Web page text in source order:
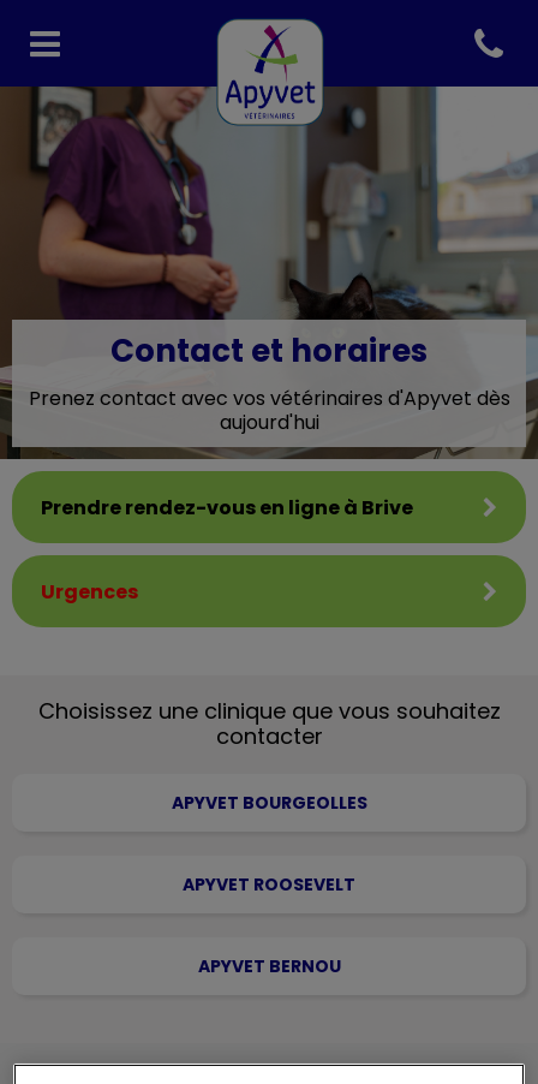
Page d'accueil de Clinique
Open
Contact et horaires
Prenez contact avec vos vétérinaires d'Apyvet dès
aujourd'hui
Prendre rendez-vous en ligne à Brive
Urgences
Choisissez une clinique que vous souhaitez
contacter
APYVET BOURGEOLLES
APYVET ROOSEVELT
APYVET BERNOU